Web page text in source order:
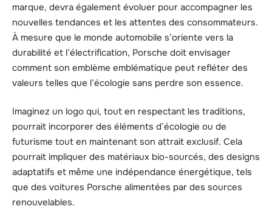
marque, devra également évoluer pour accompagner les
nouvelles tendances et les attentes des consommateurs.
À mesure que le monde automobile s’oriente vers la
durabilité et l’électrification, Porsche doit envisager
comment son emblème emblématique peut refléter des
valeurs telles que l’écologie sans perdre son essence.
Imaginez un logo qui, tout en respectant les traditions,
pourrait incorporer des éléments d’écologie ou de
futurisme tout en maintenant son attrait exclusif. Cela
pourrait impliquer des matériaux bio-sourcés, des designs
adaptatifs et même une indépendance énergétique, tels
que des voitures Porsche alimentées par des sources
renouvelables.